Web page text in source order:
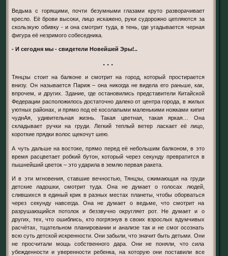
Ведьма с горящими, почти безумными глазами круто разворачивает
кpесло. Её брови высоки, лицо искажено, руки судорожно цепляются за
скользкую обивку - и она смотрит туда, в тень, где угадывается черная
фигура её незримого собеседника.
- И сегодня мы - свидетели Новейшей Эры!..
. . .
Тянцзы стоит на балконе и смотрит на город, который простирается
внизу. Он называется Париж – она никогда не видела его раньше, как,
впрочем, и других. Здание, где остановились представители Китайской
Федерации расположилось достаточно далеко от центра города, в жилых
уютных районах, и прямо под её косолапыми маленькими ножками кипит
чуднАя, удивительная жизнь. Такая цветная, такая яркая… Она
складывает ручки на груди. Легкий теплый ветер ласкает её лицо,
короткие прядки волос щекочут шею.
А чуть дальше на востоке, прямо перед её небольшим балконом, в это
время расцветает робкий бутон, который через секунду превратится в
пышнейший цветок – это ударила в землю первая ракета.
И в эти мгновения, ставшие вечностью, Тянцзы, сжимающая на груди
детские ладошки, смотрит туда. Она не думает о голосах людей,
слившихся в единый крик в разных местах планеты, чтобы оборваться
через секунду навсегда. Она не думает о ведьме, что смотрит на
разрушающийся потолок и беззвучно округляет рот. Не думает и о
других, тех, что ошиблись, кто погрязнув в своих взрослых вдумчивых
расчётах, тщательном планировании и анализе так и не смог осознать
всю суть детской искренности. Они забыли, что значит быть детьми. Они
не просчитали мощь собственного дара. Они не поняли, что сила
убежденности и уверенности ребенка, на которую они поставили все